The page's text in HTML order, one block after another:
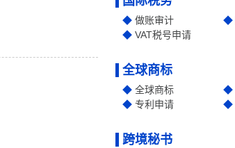
做账审计
VAT税号申请
全球商标
全球商标
专利申请
跨境秘书